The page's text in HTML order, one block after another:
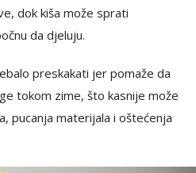
dok kiša može sprati
da djeluju.
preskakati jer pomaže da
tokom zime, što kasnije može
pucanja materijala i oštećenja